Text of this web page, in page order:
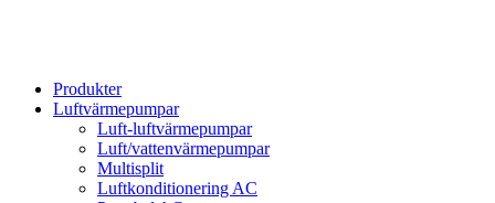
Produkter
Luftvärmepumpar
Luft-luftvärmepumpar
Luft/vattenvärmepumpar
Multisplit
Luftkonditionering AC